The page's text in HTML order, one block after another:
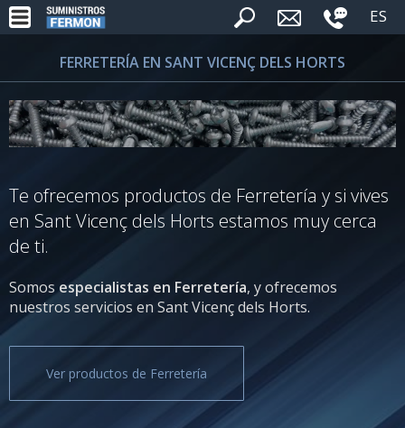
ES
FERRETERÍA EN SANT VICENÇ DELS HORTS
Te ofrecemos productos de Ferretería y si vives
en Sant Vicenç dels Horts estamos muy cerca
de ti.
Somos especialistas en Ferretería, y ofrecemos
nuestros servicios en Sant Vicenç dels Horts.
Ver productos de Ferretería